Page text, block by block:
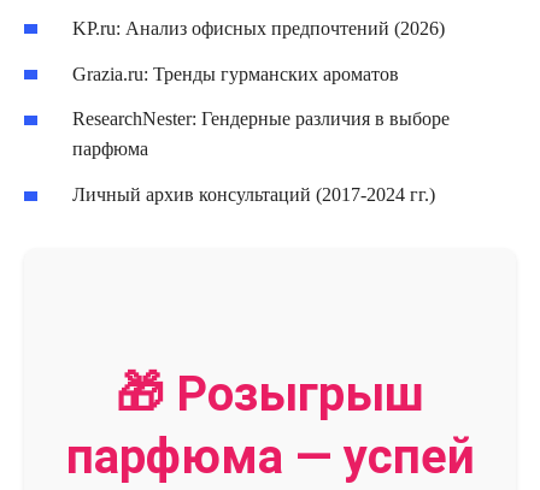
KP.ru: Анализ офисных предпочтений (2026)
Grazia.ru: Тренды гурманских ароматов
ResearchNester: Гендерные различия в выборе
парфюма
Личный архив консультаций (2017-2024 гг.)
🎁 Розыгрыш
парфюма — успей